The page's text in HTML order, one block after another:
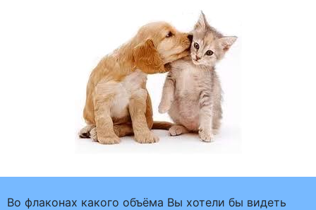
Во флаконах какого объёма Вы хотели бы видеть